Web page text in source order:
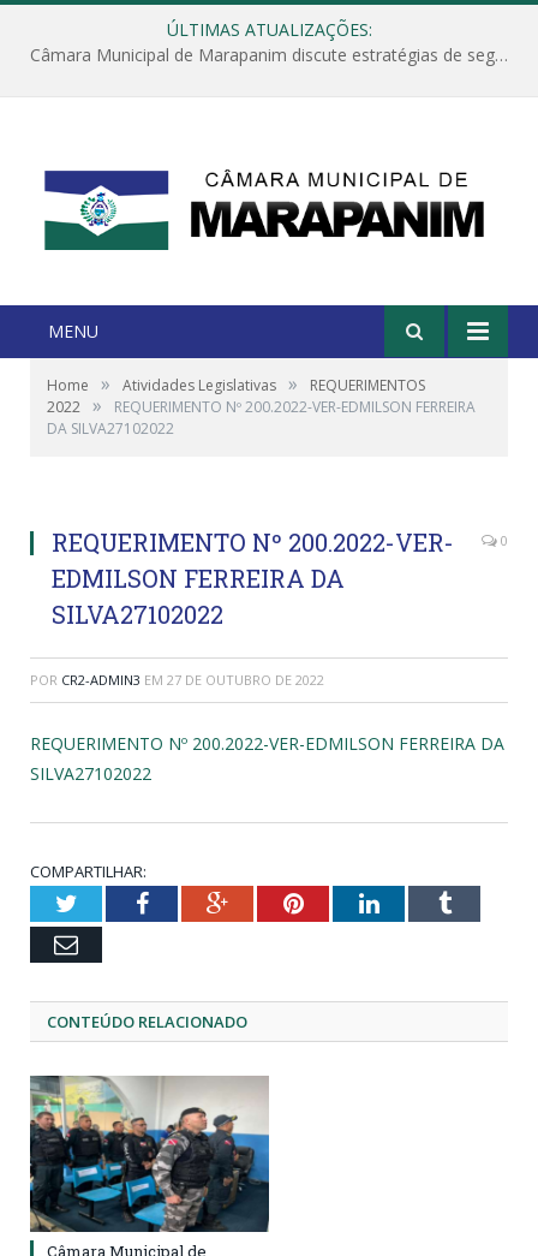
ÚLTIMAS ATUALIZAÇÕES:
Câmara Municipal de Marapanim discute estratégias de segurança com autoridades e poder executivo
MENU
Home » Atividades Legislativas »
REQUERIMENTOS
2022 »
REQUERIMENTO Nº 200.2022-VER-EDMILSON FERREIRA
DA SILVA27102022
REQUERIMENTO Nº 200.2022-VER-
EDMILSON FERREIRA DA
SILVA27102022
0
POR CR2-ADMIN3 EM 27 DE OUTUBRO DE 2022
REQUERIMENTO Nº 200.2022-VER-EDMILSON FERREIRA DA
SILVA27102022
COMPARTILHAR:
TwitterFacebookGoogle+PinterestLinkedInTumblr
Email
CONTEÚDO RELACIONADO
Câmara Municipal de